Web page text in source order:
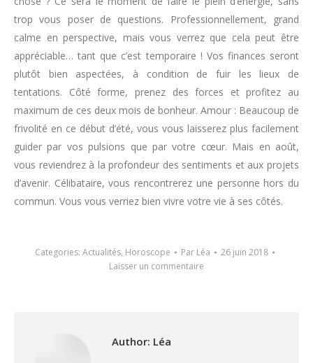
trop vous poser de questions. Professionnellement, grand
calme en perspective, mais vous verrez que cela peut être
appréciable… tant que c’est temporaire ! Vos finances seront
plutôt bien aspectées, à condition de fuir les lieux de
tentations. Côté forme, prenez des forces et profitez au
maximum de ces deux mois de bonheur. Amour : Beaucoup de
frivolité en ce début d’été, vous vous laisserez plus facilement
guider par vos pulsions que par votre cœur. Mais en août,
vous reviendrez à la profondeur des sentiments et aux projets
d’avenir. Célibataire, vous rencontrerez une personne hors du
commun. Vous vous verriez bien vivre votre vie à ses côtés.
Categories: Actualités, Horoscope Par Léa
26 juin 2018
Laisser un commentaire
Author: Léa